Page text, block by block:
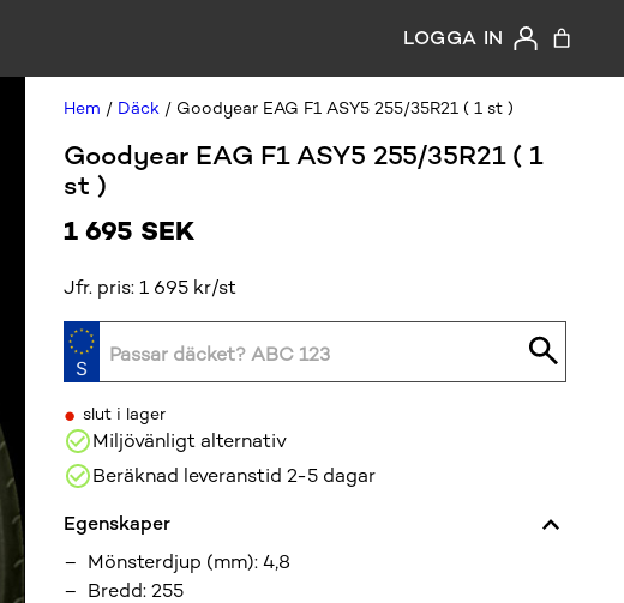
LOGGA IN
Hem / Däck / Goodyear EAG F1 ASY5 255/35R21 ( 1 st )
Goodyear EAG F1 ASY5 255/35R21 ( 1
st )
1 695 SEK
Jfr. pris: 1 695 kr/st
• slut i lager
Miljövänligt alternativ
Beräknad leveranstid 2-5 dagar
Egenskaper
Mönsterdjup (mm):4,8
Bredd:255